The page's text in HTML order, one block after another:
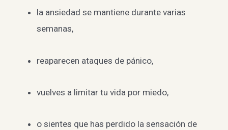
la ansiedad se mantiene durante varias
semanas,
reaparecen ataques de pánico,
vuelves a limitar tu vida por miedo,
o sientes que has perdido la sensación de